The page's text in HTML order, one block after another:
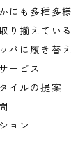
にも多種多様
り揃えている
パに履き替え
ービス
イルの提案
ョン